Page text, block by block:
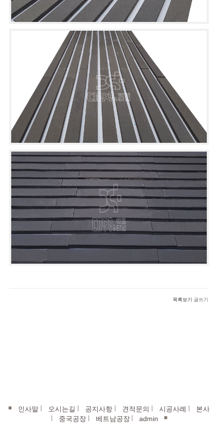
목록보기 글쓰기
■ 인사말 오시는길 공지사항 견적문의 시공사례 본사
중국공장 베트남공장| admin ■